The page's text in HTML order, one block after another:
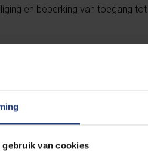
gebruik van cookies
en beperking van toegang tot
contactgegevens:
personeelsleden of